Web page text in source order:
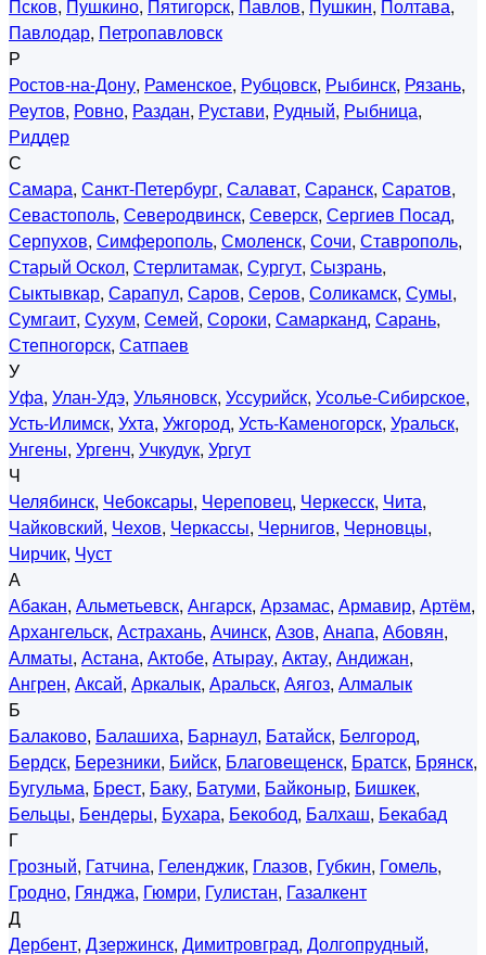
Псков, Пушкино, Пятигорск, Павлов, Пушкин, Полтава,
Павлодар, Петропавловск
Р
Ростов-на-Дону, Раменское, Рубцовск, Рыбинск, Рязань,
Реутов, Ровно, Раздан, Рустави, Рудный, Рыбница,
Риддер
С
Самара, Санкт-Петербург, Салават, Саранск, Саратов,
Севастополь, Северодвинск, Северск, Сергиев Посад,
Серпухов, Симферополь, Смоленск, Сочи, Ставрополь,
Старый Оскол, Стерлитамак, Сургут, Сызрань,
Сыктывкар, Сарапул, Саров, Серов, Соликамск, Сумы,
Сумгаит, Сухум, Семей, Сороки, Самарканд, Сарань,
Степногорск, Сатпаев
У
Уфа, Улан-Удэ, Ульяновск, Уссурийск, Усолье-Сибирское,
Усть-Илимск, Ухта, Ужгород, Усть-Каменогорск, Уральск,
Унгены, Ургенч, Учкудук, Ургут
Ч
Челябинск, Чебоксары, Череповец, Черкесск, Чита,
Чайковский, Чехов, Черкассы, Чернигов, Черновцы,
Чирчик, Чуст
А
Абакан, Альметьевск, Ангарск, Арзамас, Армавир, Артём,
Архангельск, Астрахань, Ачинск, Азов, Анапа, Абовян,
Алматы, Астана, Актобе, Атырау, Актау, Андижан,
Ангрен, Аксай, Аркалык, Аральск, Аягоз, Алмалык
Б
Балаково, Балашиха, Барнаул, Батайск, Белгород,
Бердск, Березники, Бийск, Благовещенск, Братск, Брянск,
Бугульма, Брест, Баку, Батуми, Байконыр, Бишкек,
Бельцы, Бендеры, Бухара, Бекобод, Балхаш, Бекабад
Г
Грозный, Гатчина, Геленджик, Глазов, Губкин, Гомель,
Гродно, Гянджа, Гюмри, Гулистан, Газалкент
Д
Дербент, Дзержинск, Димитровград, Долгопрудный,